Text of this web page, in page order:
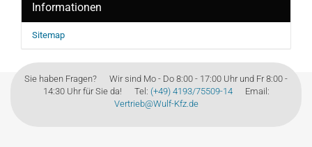
Informationen
Sitemap
Sie haben Fragen? Wir sind Mo - Do 8:00 - 17:00 Uhr und Fr 8:00 -
14:30 Uhr für Sie da! Tel: (+49) 4193/75509-14Email:
Vertrieb@Wulf-Kfz.de